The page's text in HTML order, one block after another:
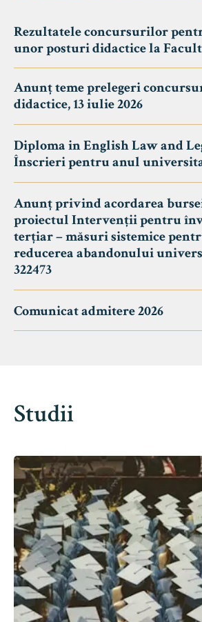
Rezultatele concursurilor
unor posturi didactice la
Anunț teme prelegeri
didactice, 13 iulie 2026
Diploma in English Law and
Înscrieri pentru anul
Anunț privind acordarea
proiectul Intervenții pentru
terțiar – măsuri sistemice
reducerea abandonului
322473
Comunicat admitere 2026
Studii